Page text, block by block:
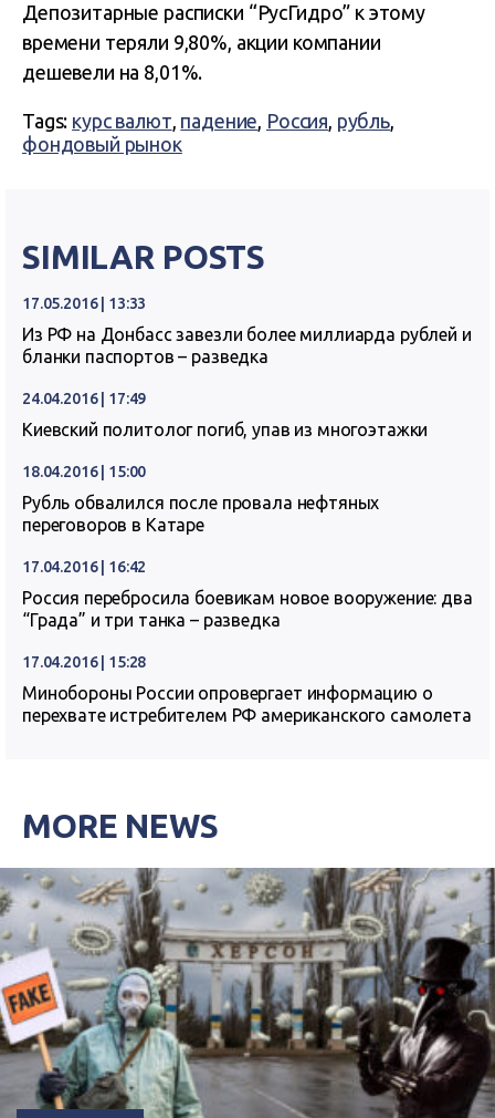
Депозитарные расписки “РусГидро” к этому
времени теряли 9,80%, акции компании
дешевели на 8,01%.
Tags: курс валют, падение, Россия, рубль,
фондовый рынок
SIMILAR POSTS
17.05.2016 | 13:33
Из РФ на Донбасс завезли более миллиарда рублей и
бланки паспортов – разведка
24.04.2016 | 17:49
Киевский политолог погиб, упав из многоэтажки
18.04.2016 | 15:00
Рубль обвалился после провала нефтяных
переговоров в Катаре
17.04.2016 | 16:42
Россия перебросила боевикам новое вооружение: два
“Града” и три танка – разведка
17.04.2016 | 15:28
Минобороны России опровергает информацию о
перехвате истребителем РФ американского самолета
MORE NEWS